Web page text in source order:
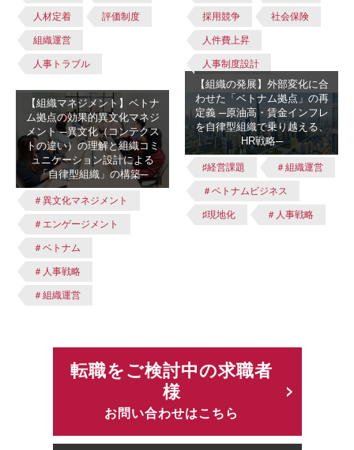
人材定着 評価制度
組織運営
人事トラブル
採用競争 社会保険
人件費上昇
人事制度設計
【組織マネジメント】ベトナ
ム拠点の効果的異文化マネジ
メント ─異文化（コンテクス
トの違い）の理解と組織コミ
ュニケーション設計による
「自律型組織」の構築─
＃異文化マネジメント
＃エンゲージメント
＃ベトナム
＃人事戦略
＃組織運営
【組織の発展】外部変化に合
わせた「ベトナム拠点」の再
定義 ─原油高・賃金インフレ
を自律型組織で乗り越える、
HR戦略─
♯経営課題 ＃組織運営
＃ベトナムビジネス
♯現地化 ＃人事戦略
転職をご検討中の求職者
様
お問い合わせはこちら